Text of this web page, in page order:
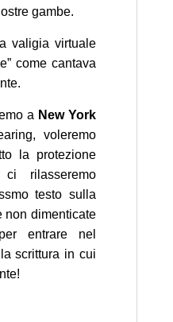
gambe.
valigia virtuale
come cantava
a New York
voleremo
la protezione
rilasseremo
testo sulla
non dimenticate
entrare nel
scrittura in cui